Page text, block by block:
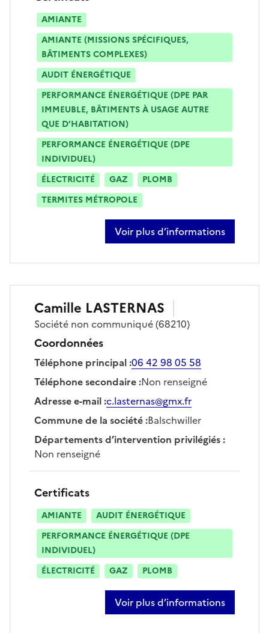
AMIANTE
AMIANTE (MISSIONS SPÉCIFIQUES,
BÂTIMENTS COMPLEXES)
AUDIT ÉNERGÉTIQUE
PERFORMANCE ÉNERGÉTIQUE (DPE PAR
IMMEUBLE, BÂTIMENTS À USAGE AUTRE
QUE D’HABITATION)
PERFORMANCE ÉNERGÉTIQUE (DPE
INDIVIDUEL)
ÉLECTRICITÉ
GAZ
PLOMB
TERMITES MÉTROPOLE
Voir plus d’informations
sur nicolas astgen
Camille LASTERNAS
Société non communiqué(68210)
Coordonnées
Téléphone principal:06 42 98 05 58
Téléphone secondaire:Non renseigné
Adresse e-mail:c.lasternas@gmx.fr
Commune de la société:Balschwiller
Départements d’intervention privilégiés:
Non renseigné
Certificats
AMIANTE
AUDIT ÉNERGÉTIQUE
PERFORMANCE ÉNERGÉTIQUE (DPE
INDIVIDUEL)
ÉLECTRICITÉ
GAZ PLOMB
Voir plus d’informations
sur camille lasternas